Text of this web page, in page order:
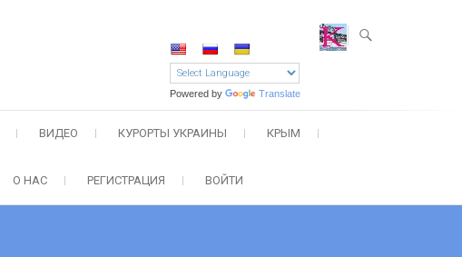
Powered by Translate
ВИДЕО КУРОРТЫ УКРАИНЫ КРЫМ
О НАС РЕГИСТРАЦИЯ ВОЙТИ